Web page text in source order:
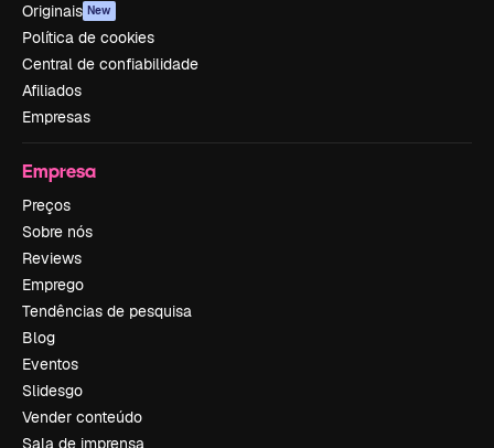
Originais New
Política de cookies
Central de confiabilidade
Afiliados
Empresas
Empresa
Preços
Sobre nós
Reviews
Emprego
Tendências de pesquisa
Blog
Eventos
Slidesgo
Vender conteúdo
Sala de imprensa